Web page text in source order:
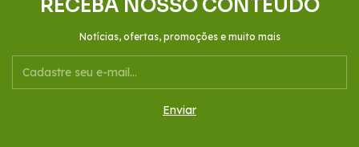
RECEBA NOSSO CONTEÚDO
Notícias, ofertas, promoções e muito mais